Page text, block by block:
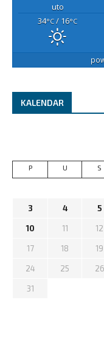
uto
34°C / 16°C
KALENDAR
P U S
3 4 5
10 11 12
17 18 19
24 25 26
31